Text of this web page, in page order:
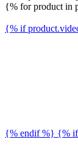
{% for product in
{% if
{% endif %} {% if